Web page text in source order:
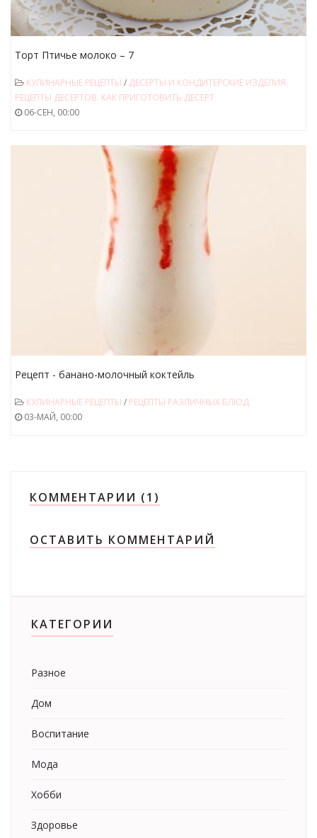
Торт Птичье молоко – 7
КУЛИНАРНЫЕ РЕЦЕПТЫ / ДЕСЕРТЫ И КОНДИТЕРСКИЕ ИЗДЕЛИЯ.
РЕЦЕПТЫ ДЕСЕРТОВ. КАК ПРИГОТОВИТЬ ДЕСЕРТ
06-СЕН, 00:00
Рецепт - банано-молочный коктейль
КУЛИНАРНЫЕ РЕЦЕПТЫ / РЕЦЕПТЫ РАЗЛИЧНЫХ БЛЮД
03-МАЙ, 00:00
КОММЕНТАРИИ (1)
ОСТАВИТЬ КОММЕНТАРИЙ
КАТЕГОРИИ
Разное
Дом
Воспитание
Мода
Хобби
Здоровье